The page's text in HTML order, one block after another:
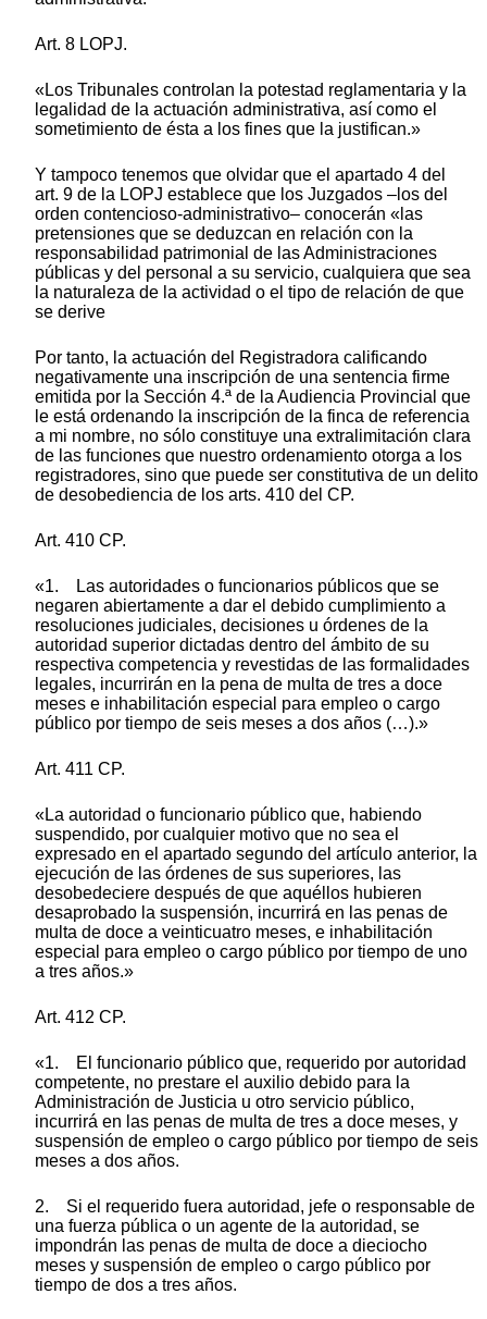
Art. 8 LOPJ.
«Los Tribunales controlan la potestad reglamentaria y la
legalidad de la actuación administrativa, así como el
sometimiento de ésta a los fines que la justifican.»
Y tampoco tenemos que olvidar que el apartado 4 del
art. 9 de la LOPJ establece que los Juzgados –los del
orden contencioso-administrativo– conocerán «las
pretensiones que se deduzcan en relación con la
responsabilidad patrimonial de las Administraciones
públicas y del personal a su servicio, cualquiera que sea
la naturaleza de la actividad o el tipo de relación de que
se derive
Por tanto, la actuación del Registradora calificando
negativamente una inscripción de una sentencia firme
emitida por la Sección 4.ª de la Audiencia Provincial que
le está ordenando la inscripción de la finca de referencia
a mi nombre, no sólo constituye una extralimitación clara
de las funciones que nuestro ordenamiento otorga a los
registradores, sino que puede ser constitutiva de un delito
de desobediencia de los arts. 410 del CP.
Art. 410 CP.
«1. Las autoridades o funcionarios públicos que se
negaren abiertamente a dar el debido cumplimiento a
resoluciones judiciales, decisiones u órdenes de la
autoridad superior dictadas dentro del ámbito de su
respectiva competencia y revestidas de las formalidades
legales, incurrirán en la pena de multa de tres a doce
meses e inhabilitación especial para empleo o cargo
público por tiempo de seis meses a dos años (…).»
Art. 411 CP.
«La autoridad o funcionario público que, habiendo
suspendido, por cualquier motivo que no sea el
expresado en el apartado segundo del artículo anterior, la
ejecución de las órdenes de sus superiores, las
desobedeciere después de que aquéllos hubieren
desaprobado la suspensión, incurrirá en las penas de
multa de doce a veinticuatro meses, e inhabilitación
especial para empleo o cargo público por tiempo de uno
a tres años.»
Art. 412 CP.
«1. El funcionario público que, requerido por autoridad
competente, no prestare el auxilio debido para la
Administración de Justicia u otro servicio público,
incurrirá en las penas de multa de tres a doce meses, y
suspensión de empleo o cargo público por tiempo de seis
meses a dos años.
2. Si el requerido fuera autoridad, jefe o responsable de
una fuerza pública o un agente de la autoridad, se
impondrán las penas de multa de doce a dieciocho
meses y suspensión de empleo o cargo público por
tiempo de dos a tres años.